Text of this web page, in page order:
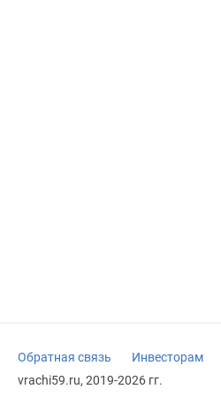
Обратная связь Инвесторам
vrachi59.ru, 2019-2026 гг.